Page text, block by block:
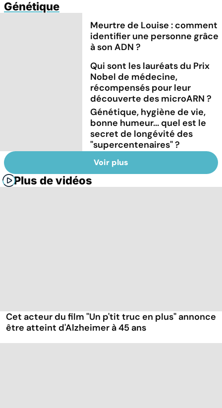
Génétique
Meurtre de Louise : comment
identifier une personne grâce
à son ADN ?
Qui sont les lauréats du Prix
Nobel de médecine,
récompensés pour leur
découverte des microARN ?
Génétique, hygiène de vie,
bonne humeur... quel est le
secret de longévité des
"supercentenaires" ?
Voir plus
Plus de vidéos
Cet acteur du film "Un p'tit truc en plus" annonce
être atteint d'Alzheimer à 45 ans